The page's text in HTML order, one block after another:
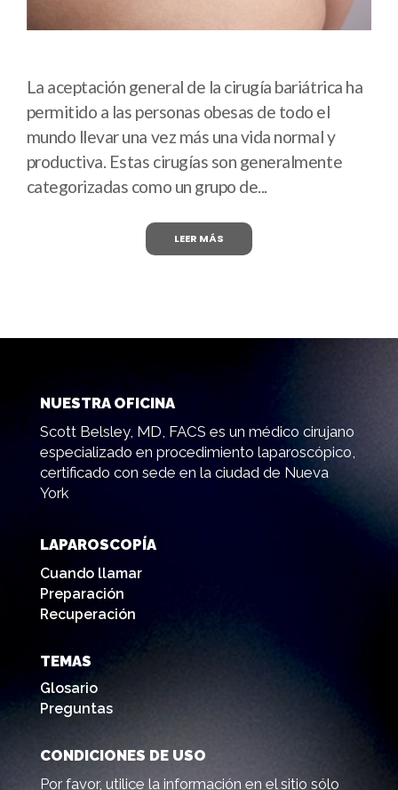
LEER MÁS
La aceptación general de la cirugía bariátrica ha
permitido a las personas obesas de todo el
mundo llevar una vez más una vida normal y
productiva. Estas cirugías son generalmente
categorizadas como un grupo de...
NUESTRA OFICINA
Scott Belsley, MD, FACS es un médico cirujano
especializado en procedimiento laparoscópico,
certificado con sede en la ciudad de Nueva
York
LAPAROSCOPÍA
Cuando llamar
Preparación
Recuperación
TEMAS
Glosario
Preguntas
CONDICIONES DE USO
Por favor, utilice la información en el sitio sólo